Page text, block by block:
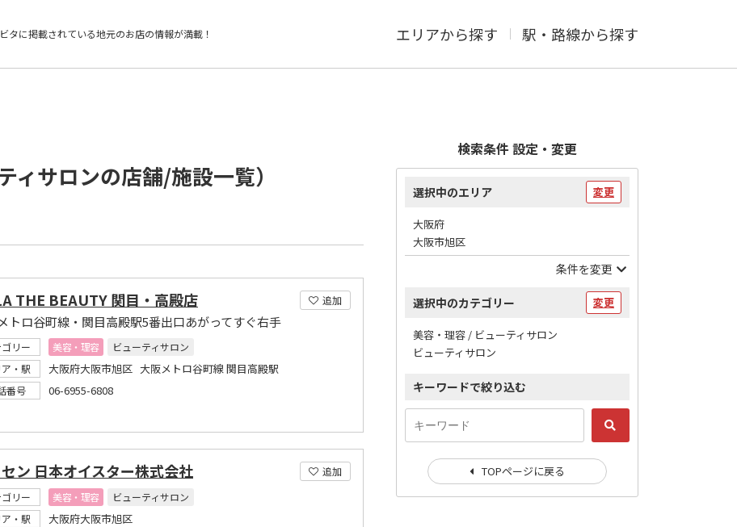
タに掲載されている地元のお店の情報が満載！ エリアから探す 駅・路線から探す
サロンの店舗/施設一覧）
追加
THE BEAUTY 関目・高殿店
トロ谷町線・関目高殿駅5番出口あがってすぐ右手
リー 美容・理容
ビューティサロン
・駅
大阪府大阪市旭区 大阪メトロ谷町線 関目高殿駅
番号 06-6955-6808
追加
ン 日本オイスター株式会社
リー 美容・理容
ビューティサロン
・駅
大阪府大阪市旭区
検索条件 設定・変更
選択中のエリア 変更
大阪府
大阪市旭区
条件を変更
選択中のカテゴリー 変更
美容・理容 / ビューティサロン
ビューティサロン
キーワードで絞り込む
TOPページに戻る